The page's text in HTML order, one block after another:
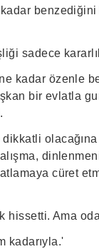
benzediğini
sadece
ne kadar
bir evlatla
cüret
hissetti. Ama
kadarıyla.'